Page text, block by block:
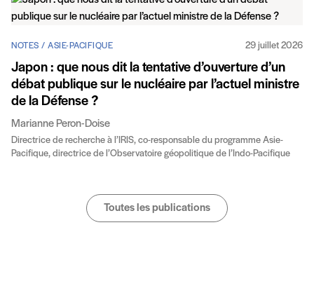
NOTES / ASIE-PACIFIQUE 29 juillet 2026
Japon : que nous dit la tentative d’ouverture d’un
débat publique sur le nucléaire par l’actuel ministre
de la Défense ?
Marianne Peron-Doise
Directrice de recherche à l’IRIS, co-responsable du programme Asie-
Pacifique, directrice de l’Observatoire géopolitique de l’Indo-Pacifique
Toutes les publications